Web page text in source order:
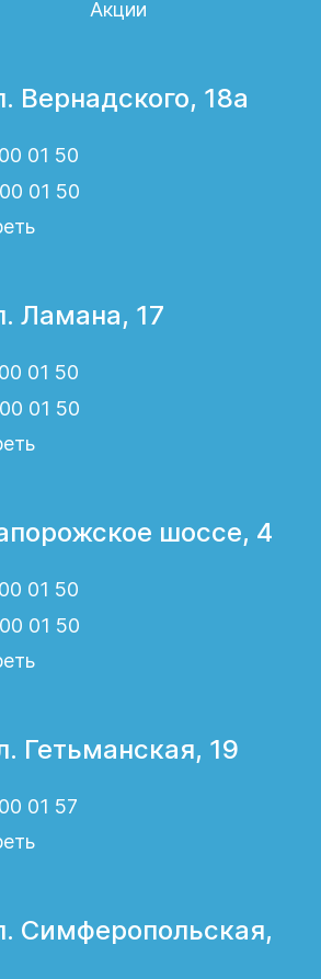
Акции
Вернадского, 18а
01 50
01 50
Ламана, 17
01 50
01 50
шоссе, 4
01 50
01 50
Гетьманская, 19
01 57
Симферопольская,